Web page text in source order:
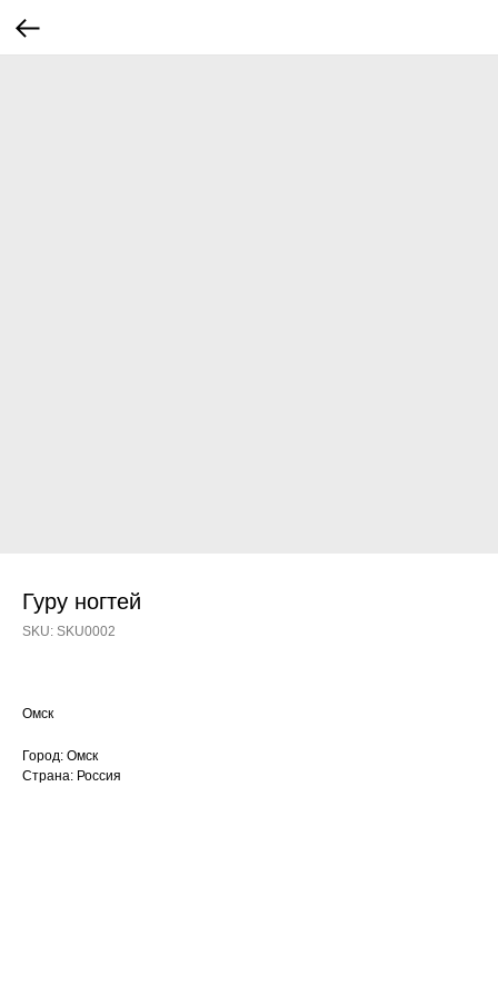
Гуру ногтей
SKU: SKU0002
Омск
Город: Омск
Страна: Россия